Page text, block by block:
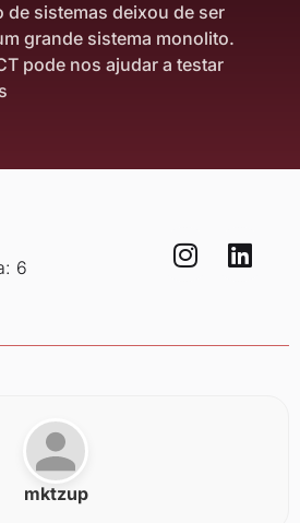
de sistemas deixou de ser
grande sistema monolito.
pode nos ajudar a testar
6
mktzup